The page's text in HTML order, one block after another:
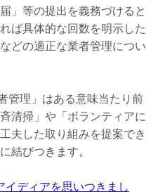
」等の提出を義務づけると
ば具体的な回数を明示した
どの適正な業者管理につい
管理」はある意味当たり前
清掃」や「ボランティアに
夫した取り組みを提案でき
結びつきます。
イディアを思いつきまし